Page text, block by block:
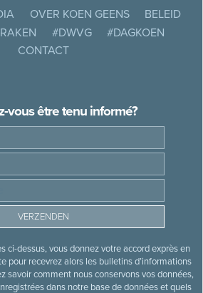
OVER KOEN GEENS
BELEID
#DWVG
#DAGKOEN
CONTACT
vous être tenu informé?
ci-dessus, vous donnez votre accord exprès en
pour recevrez alors les bulletins d’informations
savoir comment nous conservons vos données,
dans notre base de données et quels